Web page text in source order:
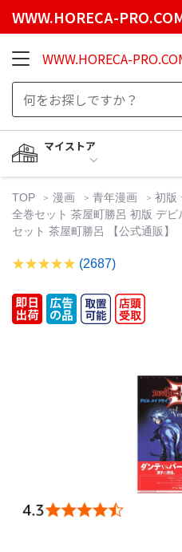
WWW.HORECA-
WWW.HORECA-
マイストア
TOP 漫画 青年漫画
初版
全巻セット 茶屋町勝呂 初版 デ
セット 茶屋町勝呂 【公式通販】
(2687)